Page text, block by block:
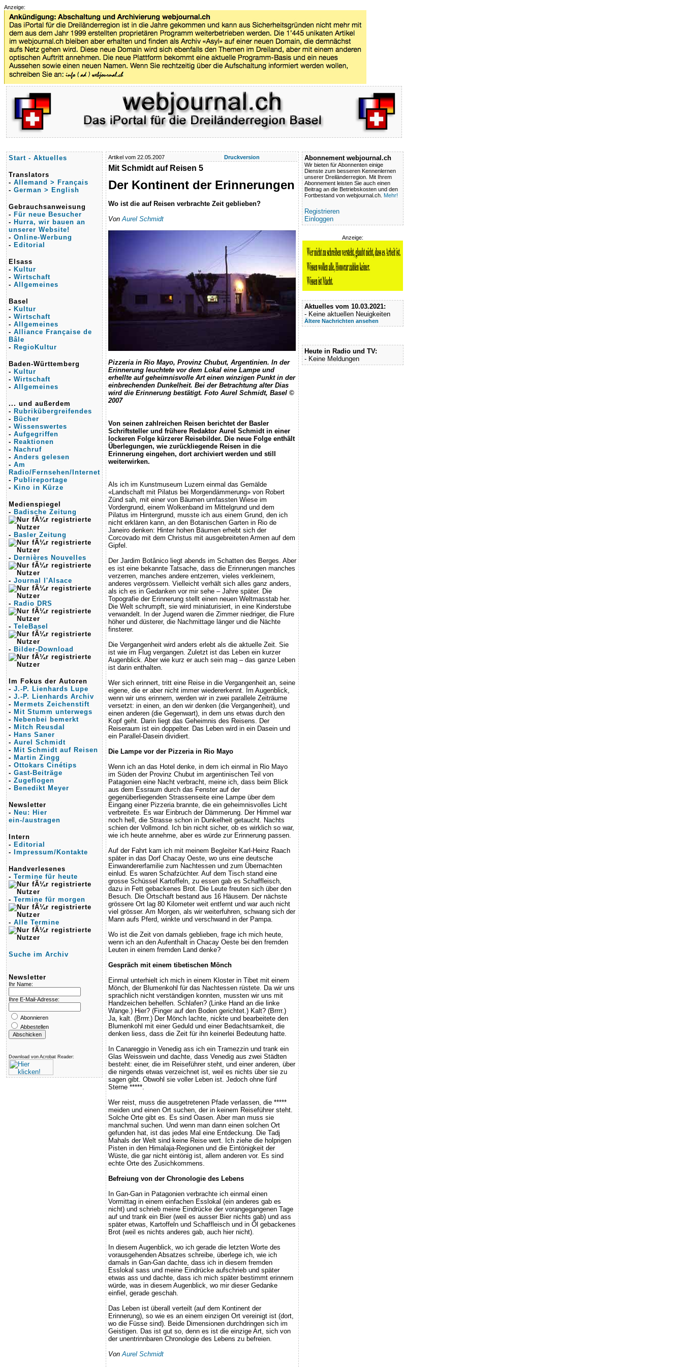
Anzeige:
Start - Aktuelles
Translators
- Allemand > Français
- German > English
Gebrauchsanweisung
- Für neue Besucher
- Hurra, wir bauen an
unserer Website!
- Online-Werbung
- Editorial
Elsass
- Kultur
- Wirtschaft
- Allgemeines
Basel
- Kultur
- Wirtschaft
- Allgemeines
- Alliance Française de
Bâle
- RegioKultur
Baden-Württemberg
- Kultur
- Wirtschaft
- Allgemeines
... und außerdem
- Rubrikübergreifendes
- Bücher
- Wissenswertes
- Aufgegriffen
- Reaktionen
- Nachruf
- Anders gelesen
- Am
Radio/Fernsehen/Internet
- Publireportage
- Kino in Kürze
Medienspiegel
- Badische Zeitung
- Basler Zeitung
- Dernières Nouvelles
- Journal l'Alsace
- Radio DRS
- TeleBasel
- Bilder-Download
Im Fokus der Autoren
- J.-P. Lienhards Lupe
- J.-P. Lienhards Archiv
- Mermets Zeichenstift
- Mit Stumm unterwegs
- Nebenbei bemerkt
- Mitch Reusdal
- Hans Saner
- Aurel Schmidt
- Mit Schmidt auf Reisen
- Martin Zingg
- Ottokars Cinétips
- Gast-Beiträge
- Zugeflogen
- Benedikt Meyer
Newsletter
- Neu: Hier
ein-/austragen
Intern
- Editorial
-
Impressum/Kontakte
Handverlesenes
- Termine für heute
- Termine für morgen
- Alle Termine
Suche im Archiv
Newsletter
Ihr Name:
Ihre E-Mail-Adresse:
Abonnieren
Abbestellen
Download von Acrobat Reader:
Artikel vom 22.05.2007 Druckversion
Mit Schmidt auf Reisen 5
Der Kontinent der Erinnerungen
Wo ist die auf Reisen verbrachte Zeit geblieben?
VonAurel Schmidt
Pizzeria in Rio Mayo, Provinz Chubut, Argentinien. In der
Erinnerung leuchtete vor dem Lokal eine Lampe und
erhellte auf geheimnisvolle Art einen winzigen Punkt in der
einbrechenden Dunkelheit. Bei der Betrachtung alter Dias
wird die Erinnerung bestätigt. Foto Aurel Schmidt, Basel ©
2007
Von seinen zahlreichen Reisen berichtet der Basler
Schriftsteller und frühere Redaktor Aurel Schmidt in einer
lockeren Folge kürzerer Reisebilder. Die neue Folge enthält
Überlegungen, wie zurückliegende Reisen in die
Erinnerung eingehen, dort archiviert werden und still
weiterwirken.
Als ich im Kunstmuseum Luzern einmal das Gemälde
«Landschaft mit Pilatus bei Morgendämmerung» von Robert
Zünd sah, mit einer von Bäumen umfassten Wiese im
Vordergrund, einem Wolkenband im Mittelgrund und dem
Pilatus im Hintergrund, musste ich aus einem Grund, den ich
nicht erklären kann, an den Botanischen Garten in Rio de
Janeiro denken: Hinter hohen Bäumen erhebt sich der
Corcovado mit dem Christus mit ausgebreiteten Armen auf dem
Gipfel.
Der Jardim Botânico liegt abends im Schatten des Berges. Aber
es ist eine bekannte Tatsache, dass die Erinnerungen manches
verzerren, manches andere entzerren, vieles verkleinern,
anderes vergrössern. Vielleicht verhält sich alles ganz anders,
als ich es in Gedanken vor mir sehe – Jahre später. Die
Topografie der Erinnerung stellt einen neuen Weltmasstab her.
Die Welt schrumpft, sie wird miniaturisiert, in eine Kinderstube
verwandelt. In der Jugend waren die Zimmer niedriger, die Flure
höher und düsterer, die Nachmittage länger und die Nächte
finsterer.
Die Vergangenheit wird anders erlebt als die aktuelle Zeit. Sie
ist wie im Flug vergangen. Zuletzt ist das Leben ein kurzer
Augenblick. Aber wie kurz er auch sein mag – das ganze Leben
ist darin enthalten.
Wer sich erinnert, tritt eine Reise in die Vergangenheit an, seine
eigene, die er aber nicht immer wiedererkennt. Im Augenblick,
wenn wir uns erinnern, werden wir in zwei parallele Zeiträume
versetzt: in einen, an den wir denken (die Vergangenheit), und
einen anderen (die Gegenwart), in dem uns etwas durch den
Kopf geht. Darin liegt das Geheimnis des Reisens. Der
Reiseraum ist ein doppelter. Das Leben wird in ein Dasein und
ein Parallel-Dasein dividiert.
Die Lampe vor der Pizzeria in Rio Mayo
Wenn ich an das Hotel denke, in dem ich einmal in Rio Mayo
im Süden der Provinz Chubut im argentinischen Teil von
Patagonien eine Nacht verbracht, meine ich, dass beim Blick
aus dem Essraum durch das Fenster auf der
gegenüberliegenden Strassenseite eine Lampe über dem
Eingang einer Pizzeria brannte, die ein geheimnisvolles Licht
verbreitete. Es war Einbruch der Dämmerung. Der Himmel war
noch hell, die Strasse schon in Dunkelheit getaucht. Nachts
schien der Vollmond. Ich bin nicht sicher, ob es wirklich so war,
wie ich heute annehme, aber es würde zur Erinnerung passen.
Auf der Fahrt kam ich mit meinem Begleiter Karl-Heinz Raach
später in das Dorf Chacay Oeste, wo uns eine deutsche
Einwandererfamilie zum Nachtessen und zum Übernachten
einlud. Es waren Schafzüchter. Auf dem Tisch stand eine
grosse Schüssel Kartoffeln, zu essen gab es Schaffleisch,
dazu in Fett gebackenes Brot. Die Leute freuten sich über den
Besuch. Die Ortschaft bestand aus 16 Häusern. Der nächste
grössere Ort lag 80 Kilometer weit entfernt und war auch nicht
viel grösser. Am Morgen, als wir weiterfuhren, schwang sich der
Mann aufs Pferd, winkte und verschwand in der Pampa.
Wo ist die Zeit von damals geblieben, frage ich mich heute,
wenn ich an den Aufenthalt in Chacay Oeste bei den fremden
Leuten in einem fremden Land denke?
Gespräch mit einem tibetischen Mönch
Einmal unterhielt ich mich in einem Kloster in Tibet mit einem
Mönch, der Blumenkohl für das Nachtessen rüstete. Da wir uns
sprachlich nicht verständigen konnten, mussten wir uns mit
Handzeichen behelfen. Schlafen? (Linke Hand an die linke
Wange.) Hier? (Finger auf den Boden gerichtet.) Kalt? (Brrrr.)
Ja, kalt. (Brrrr.) Der Mönch lachte, nickte und bearbeitete den
Blumenkohl mit einer Geduld und einer Bedachtsamkeit, die
denken liess, dass die Zeit für ihn keinerlei Bedeutung hatte.
In Canareggio in Venedig ass ich ein Tramezzin und trank ein
Glas Weisswein und dachte, dass Venedig aus zwei Städten
besteht: einer, die im Reiseführer steht, und einer anderen, über
die nirgends etwas verzeichnet ist, weil es nichts über sie zu
sagen gibt. Obwohl sie voller Leben ist. Jedoch ohne fünf
Sterne *****.
Wer reist, muss die ausgetretenen Pfade verlassen, die *****
meiden und einen Ort suchen, der in keinem Reiseführer steht.
Solche Orte gibt es. Es sind Oasen. Aber man muss sie
manchmal suchen. Und wenn man dann einen solchen Ort
gefunden hat, ist das jedes Mal eine Entdeckung. Die Tadj
Mahals der Welt sind keine Reise wert. Ich ziehe die holprigen
Pisten in den Himalaja-Regionen und die Eintönigkeit der
Wüste, die gar nicht eintönig ist, allem anderen vor. Es sind
echte Orte des Zusichkommens.
Befreiung von der Chronologie des Lebens
In Gan-Gan in Patagonien verbrachte ich einmal einen
Vormittag in einem einfachen Esslokal (ein anderes gab es
nicht) und schrieb meine Eindrücke der vorangegangenen Tage
auf und trank ein Bier (weil es ausser Bier nichts gab) und ass
später etwas, Kartoffeln und Schaffleisch und in Öl gebackenes
Brot (weil es nichts anderes gab, auch hier nicht).
In diesem Augenblick, wo ich gerade die letzten Worte des
vorausgehenden Absatzes schreibe, überlege ich, wie ich
damals in Gan-Gan dachte, dass ich in diesem fremden
Esslokal sass und meine Eindrücke aufschrieb und später
etwas ass und dachte, dass ich mich später bestimmt erinnern
würde, was in diesem Augenblick, wo mir dieser Gedanke
einfiel, gerade geschah.
Das Leben ist überall verteilt (auf dem Kontinent der
Erinnerung), so wie es an einem einzigen Ort vereinigt ist (dort,
wo die Füsse sind). Beide Dimensionen durchdringen sich im
Geistigen. Das ist gut so, denn es ist die einzige Art, sich von
der unentrinnbaren Chronologie des Lebens zu befreien.
VonAurel Schmidt
Abonnement webjournal.ch
Wir bieten für Abonnenten einige
Dienste zum besseren Kennenlernen
unserer Dreiländerregion. Mit Ihrem
Abonnement leisten Sie auch einen
Beitrag an die Betriebskosten und den
Fortbestand von webjournal.ch. Mehr!
Registrieren
Einloggen
Anzeige:
Aktuelles vom 10.03.2021:
- Keine aktuellen Neuigkeiten
Ältere Nachrichten ansehen
Heute in Radio und TV:
- Keine Meldungen